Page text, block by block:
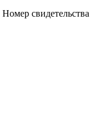
Номер свидетельства